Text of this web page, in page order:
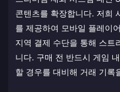
콘텐츠를 확장합니다. 저희
를 제공하여 모바일 플레이
지역 결제 수단을 통해 스트
니다. 구매 전 반드시 게임
할 경우를 대비해 거래 기록